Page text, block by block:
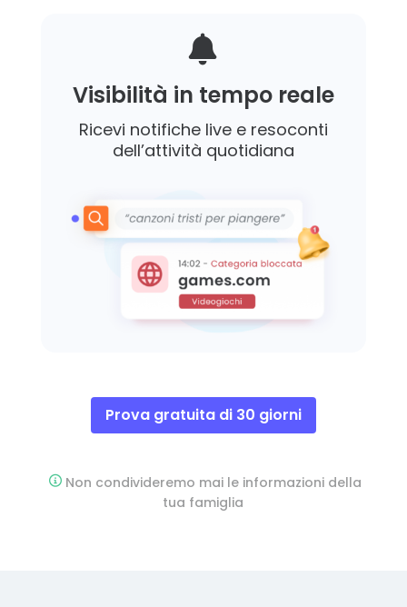

Visibilità in tempo reale
Ricevi notifiche live e resoconti
dell’attività quotidiana
Prova gratuita di 30 giorni
Non condivideremo mai le informazioni della
tua famiglia